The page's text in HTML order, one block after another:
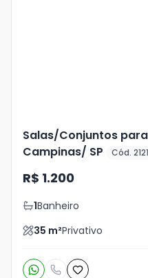
Salas/Conjuntos
Campinas/ SP
Cód.
R$ 1.200
1Banheiro
35 m²Privativo